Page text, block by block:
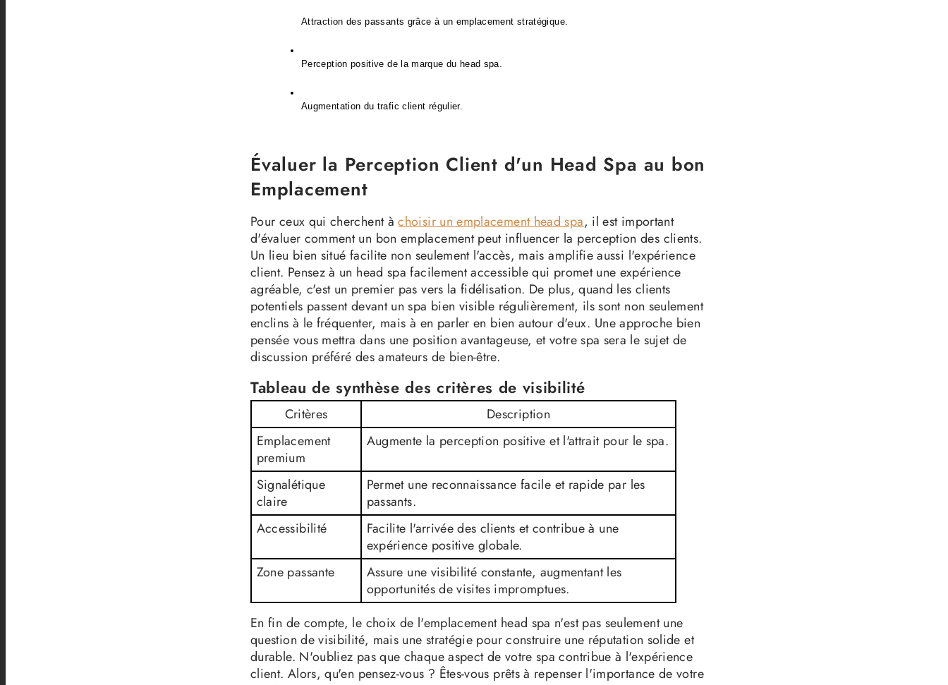
Attraction des passants grâce à un emplacement stratégique.
Perception positive de la marque du head spa.
Augmentation du trafic client régulier.
Évaluer la Perception Client d'un Head Spa au bon
Emplacement
Pour ceux qui cherchent àchoisir un emplacement head spa, il est important
d'évaluer comment un bon emplacement peut influencer la perception des clients.
Un lieu bien situé facilite non seulement l'accès, mais amplifie aussi l'expérience
client. Pensez à un head spa facilement accessible qui promet une expérience
agréable, c'est un premier pas vers la fidélisation. De plus, quand les clients
potentiels passent devant un spa bien visible régulièrement, ils sont non seulement
enclins à le fréquenter, mais à en parler en bien autour d'eux. Une approche bien
pensée vous mettra dans une position avantageuse, et votre spa sera le sujet de
discussion préféré des amateurs de bien-être.
Tableau de synthèse des critères de visibilité
Critères
Description
Emplacement
premium
Augmente la perception positive et l'attrait pour le spa.
Signalétique
claire
Permet une reconnaissance facile et rapide par les
passants.
Accessibilité
Facilite l'arrivée des clients et contribue à une
expérience positive globale.
Zone passante
Assure une visibilité constante, augmentant les
opportunités de visites impromptues.
En fin de compte, le choix de l'emplacement head spa n'est pas seulement une
question de visibilité, mais une stratégie pour construire une réputation solide et
durable. N'oubliez pas que chaque aspect de votre spa contribue à l'expérience
client. Alors, qu'en pensez-vous ? Êtes-vous prêts à repenser l'importance de votre